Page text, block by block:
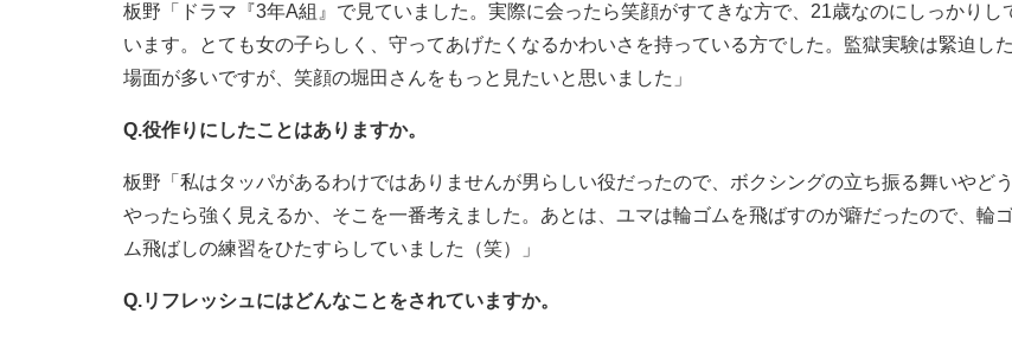
板野「ドラマ『3年A組』で見ていました。実際に会ったら笑顔がすてきな方で、21歳なのにしっかりし
います。とても女の子らしく、守ってあげたくなるかわいさを持っている方でした。監獄実験は緊迫した
場面が多いですが、笑顔の堀田さんをもっと見たいと思いました」
Q.役作りにしたことはありますか。
板野「私はタッパがあるわけではありませんが男らしい役だったので、ボクシングの立ち振る舞いやどう
やったら強く見えるか、そこを一番考えました。あとは、ユマは輪ゴムを飛ばすのが癖だったので、輪
ム飛ばしの練習をひたすらしていました（笑）」
Q.リフレッシュにはどんなことをされていますか。